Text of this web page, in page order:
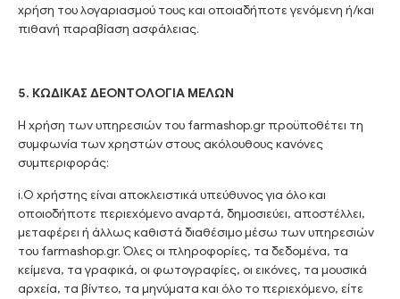
χρήση του λογαριασμού τους και οποιαδήποτε γενόμενη ή/και
πιθανή παραβίαση ασφάλειας.
5. ΚΩΔΙΚΑΣ ΔΕΟΝΤΟΛΟΓΙΑ ΜΕΛΩΝ
Η χρήση των υπηρεσιών του farmashop.gr προϋποθέτει τη
συμφωνία των χρηστών στους ακόλουθους κανόνες
συμπεριφοράς:
i.Ο χρήστης είναι αποκλειστικά υπεύθυνος για όλο και
οποιοδήποτε περιεχόμενο αναρτά, δημοσιεύει, αποστέλλει,
μεταφέρει ή άλλως καθιστά διαθέσιμο μέσω των υπηρεσιών
του farmashop.gr. Όλες οι πληροφορίες, τα δεδομένα, τα
κείμενα, τα γραφικά, οι φωτογραφίες, οι εικόνες, τα μουσικά
αρχεία, τα βίντεο, τα μηνύματα και όλο το περιεχόμενο, είτε